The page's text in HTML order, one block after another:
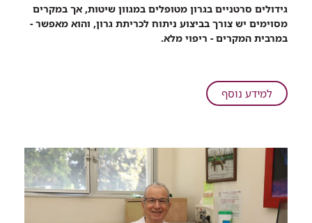
שיתוף
יום
עיון
מה
עושים
את
תיבת
מיתרי
הקול?
גידולים סרטניים בגרון מטופלים במגוון שיטות, אך במקרים
מסוימים יש צורך בביצוע ניתוח לכריתת גרון, והוא מאפשר -
במרבית המקרים - ריפוי מלא.
למידע נוסףעל
יום
גרון:
מה
עושים
כאשר
מסירים